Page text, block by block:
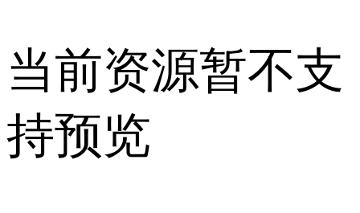
当前资源暂不支
持预览